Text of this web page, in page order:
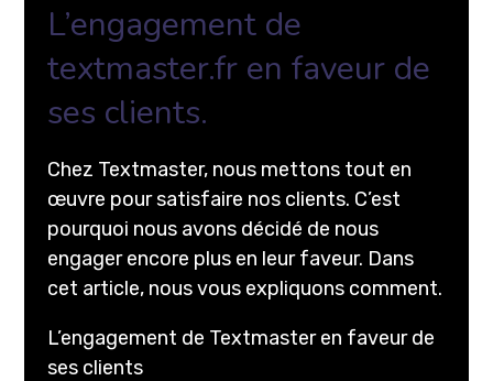
L’engagement de
textmaster.fr en faveur de
ses clients.
Chez Textmaster, nous mettons tout en
œuvre pour satisfaire nos clients. C’est
pourquoi nous avons décidé de nous
engager encore plus en leur faveur. Dans
cet article, nous vous expliquons comment.
L’engagement de Textmaster en faveur de
ses clients